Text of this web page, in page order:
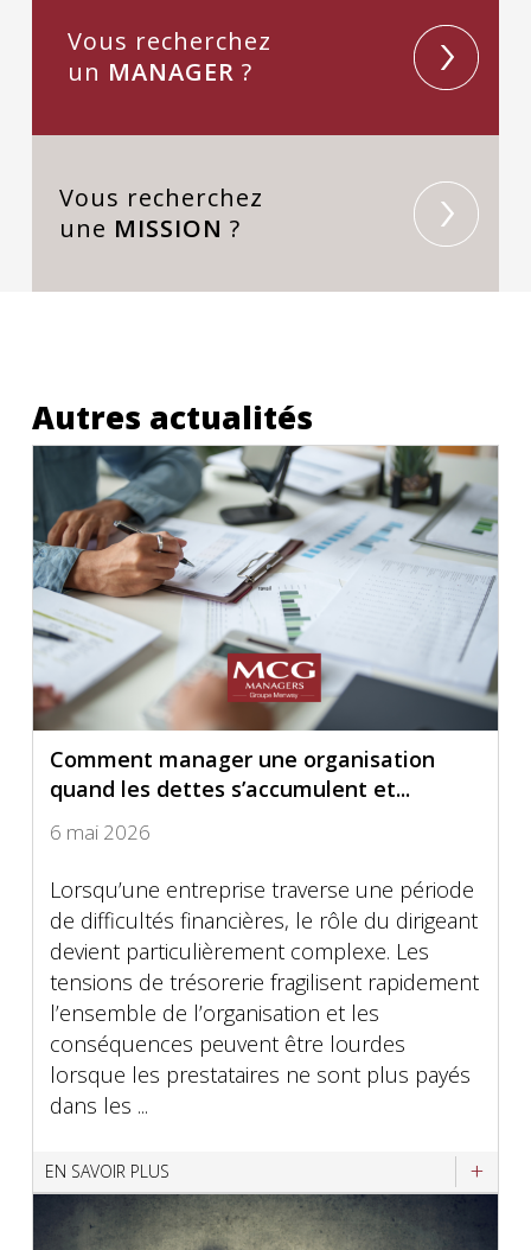
Vous recherchez
un MANAGER ?
Vous recherchez
une MISSION ?
Autres actualités
Comment manager une organisation
quand les dettes s’accumulent et...
6 mai 2026
Lorsqu’une entreprise traverse une période
de difficultés financières, le rôle du dirigeant
devient particulièrement complexe. Les
tensions de trésorerie fragilisent rapidement
l’ensemble de l’organisation et les
conséquences peuvent être lourdes
lorsque les prestataires ne sont plus payés
dans les ...
EN SAVOIR PLUS